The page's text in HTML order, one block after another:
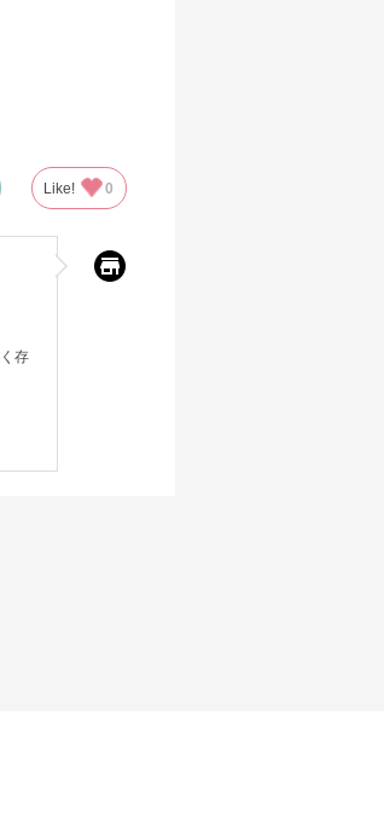
Like! 0
存